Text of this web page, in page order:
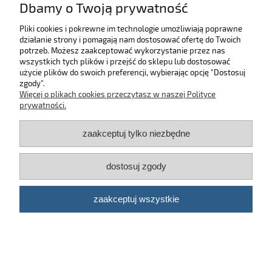
powiadom o
SKLEP
MOJE KONTO
BĄDŹ NA BIEŻĄCO!
Kosmetyki samochodowe Automotive Care©2026 | PlatformaShoper
pokaż pełną wersję strony
Dbamy o Twoją prywatność
Pliki cookies i pokrewne im technologie umożliwiają poprawne
działanie strony i pomagają nam dostosować ofertę do Twoich
potrzeb. Możesz zaakceptować wykorzystanie przez nas
wszystkich tych plików i przejść do sklepu lub dostosować
użycie plików do swoich preferencji, wybierając opcję "Dostosuj
zgody".
Więcej o plikach cookies przeczytasz w naszej Polityce
prywatności.
zaakceptuj tylko niezbędne
dostosuj zgody
zaakceptuj wszystkie